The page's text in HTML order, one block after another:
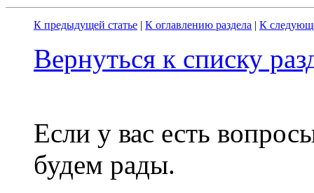
К предыдущей статье | К оглавлению раздела | К
Вернуться к списку
Если у вас есть
будем рады.